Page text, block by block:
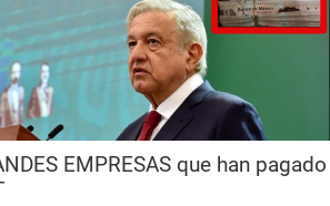
EMPRESAS que han pagado